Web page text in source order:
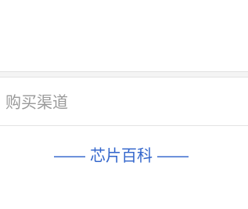
购买渠道
—— 芯片百科 ——